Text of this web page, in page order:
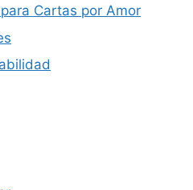
Cartas por Amor